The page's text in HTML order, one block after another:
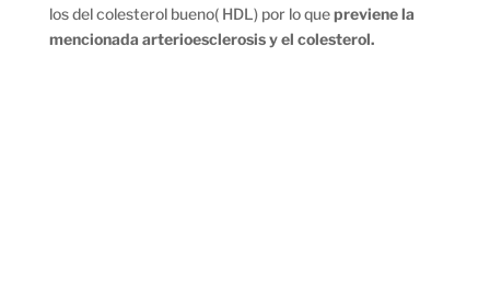
los del colesterol bueno( HDL) por lo quepreviene la
mencionada arterioesclerosis y el colesterol.